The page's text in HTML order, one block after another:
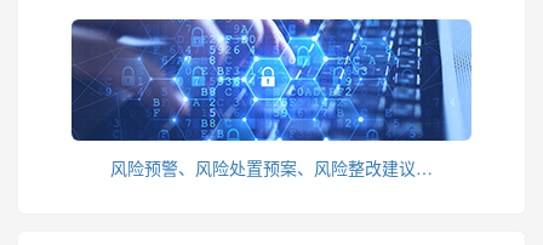
风险预警、风险处置预案、风险整改建议…